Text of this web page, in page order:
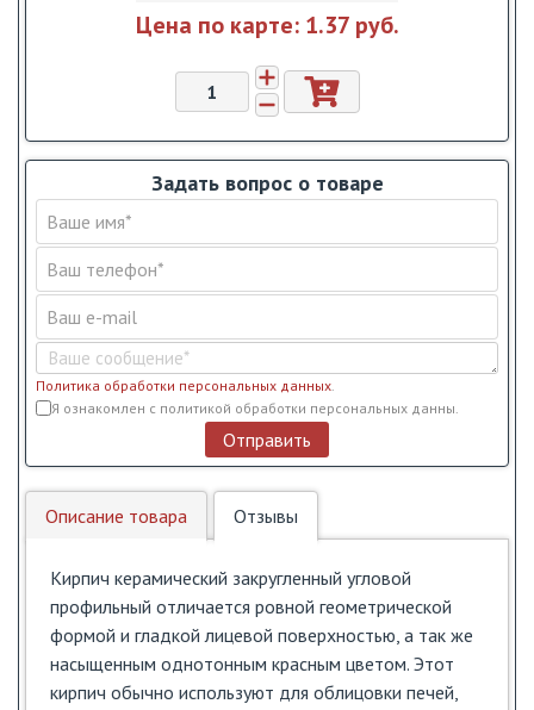
Цена по карте: 1.37 pуб.
Задать вопрос о товаре
Политика обработки персональных данных.
Условия обслуживания*
Я ознакомлен с политикой обработки персональных данны.
Отправить
Описание товара Отзывы
Кирпич керамический закругленный угловой
профильный отличается ровной геометрической
формой и гладкой лицевой поверхностью, а так же
насыщенным однотонным красным цветом. Этот
кирпич обычно используют для облицовки печей,